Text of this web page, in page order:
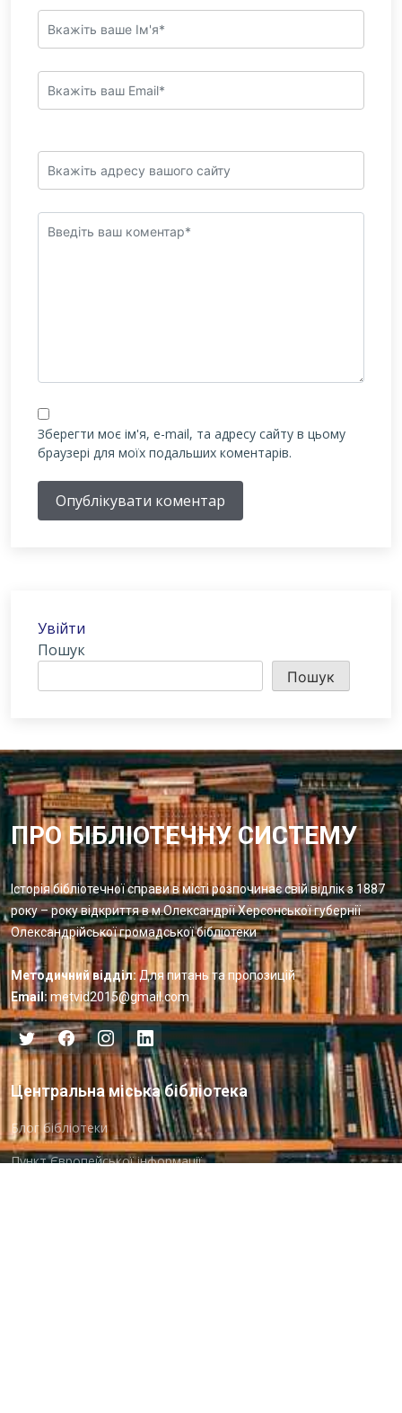
Зберегти моє ім'я, e-mail, та адресу сайту в цьому
браузері для моїх подальших коментарів.
Опублікувати коментар
Увійти
Пошук
Пошук
ПРО БІБЛІОТЕЧНУ СИСТЕМУ
Історія бібліотечної справи в місті розпочинає свій відлік з 1887
року – року відкриття в м.Олександрії Херсонської губернії
Олександрійської громадської бібліотеки
Методичний відділ: Для питань та пропозицій
Email: metvid2015@gmail.com
Центральна міська бібліотека
Блог бібліотеки
Пункт Європейської інформації